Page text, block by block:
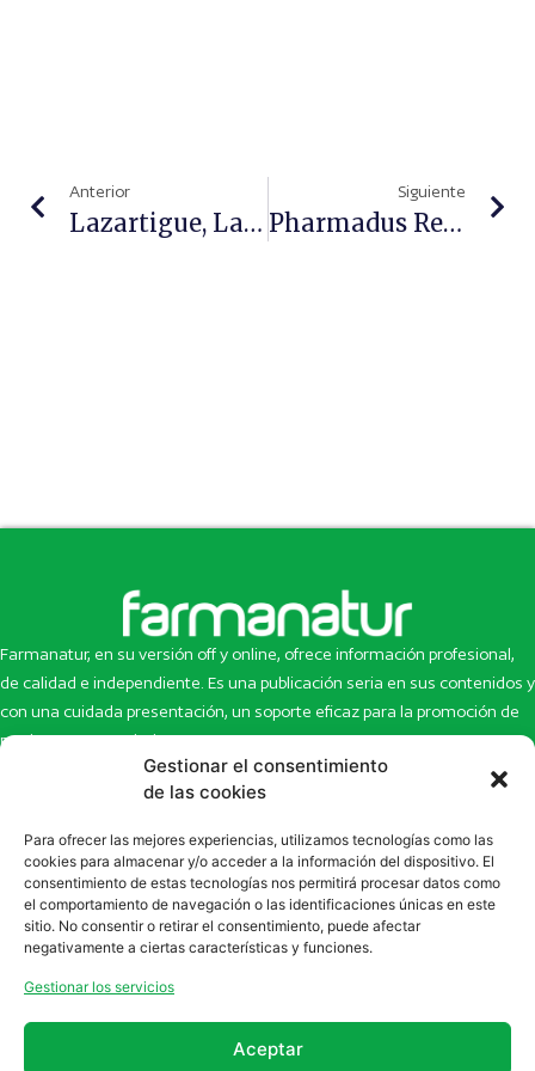
Gestionar el consentimiento
de las cookies
Para ofrecer las mejores experiencias, utilizamos tecnologías como las
cookies para almacenar y/o acceder a la información del dispositivo. El
consentimiento de estas tecnologías nos permitirá procesar datos como
el comportamiento de navegación o las identificaciones únicas en este
sitio. No consentir o retirar el consentimiento, puede afectar
negativamente a ciertas características y funciones.
Gestionar los servicios
Aceptar
Anterior
Lazartigue, La Nueva Marca Capilar Botánica Y Vegana
Siguiente
Pharmadus Renueva Su Histórica Gama Manasul Para La Salud Digestiva
Farmanatur, en su versión off y online, ofrece información profesional,
de calidad e independiente. Es una publicación seria en sus contenidos y
con una cuidada presentación, un soporte eficaz para la promoción de
productos y novedades.
Inicio
Newsletter
Eco Multimedia
Contacto
Artículos
Escaparate
Enlaces de interés
SUSCRÍBETE A NUESTRO NEWSLETTER
la sección deNewsletter